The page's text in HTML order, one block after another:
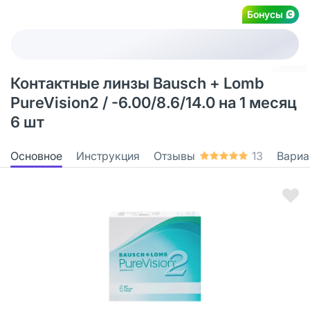
Бонусы
Контактные линзы Bausch + Lomb
PureVision2 / -6.00/8.6/14.0 на 1 месяц
6 шт
Основное Инструкция Отзывы 13